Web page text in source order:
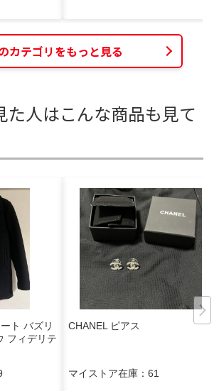
カテゴリをもっと見る
た人はこんな商品も見て
ト バズリ
フィデリテ
CHANEL ピアス
マイストア在庫： 61